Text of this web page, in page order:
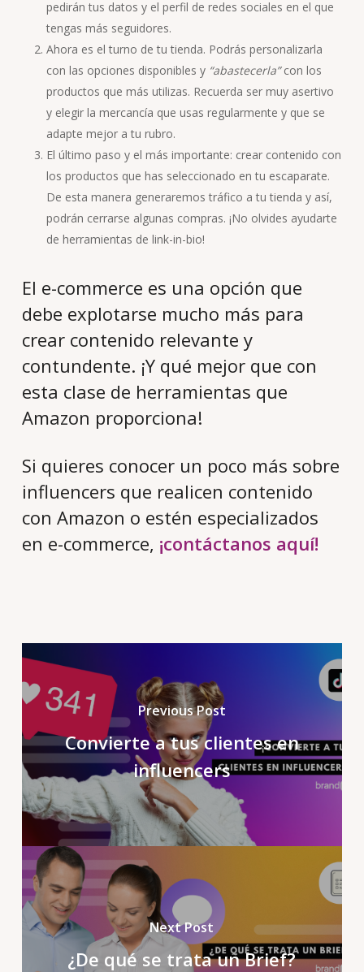
pedirán tus datos y el perfil de redes sociales en el que
tengas más seguidores.
Ahora es el turno de tu tienda. Podrás personalizarla
con las opciones disponibles y “abastecerla”con los
productos que más utilizas. Recuerda ser muy asertivo
y elegir la mercancía que usas regularmente y que se
adapte mejor a tu rubro.
El último paso y el más importante: crear contenido con
los productos que has seleccionado en tu escaparate.
De esta manera generaremos tráfico a tu tienda y así,
podrán cerrarse algunas compras. ¡No olvides ayudarte
de herramientas de link-in-bio!
El e-commerce es una opción que
debe explotarse mucho más para
crear contenido relevante y
contundente. ¡Y qué mejor que con
esta clase de herramientas que
Amazon proporciona!
Si quieres conocer un poco más sobre
influencers que realicen contenido
con Amazon o estén especializados
en e-commerce, ¡contáctanos aquí!
Previous Post
Convierte a tus clientes en
influencers
Next Post
¿De qué se trata un Brief?